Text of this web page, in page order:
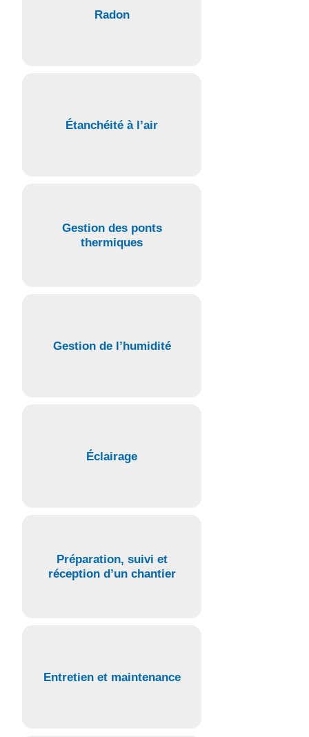
Radon
Étanchéité à l’air
Gestion des ponts
thermiques
Gestion de l’humidité
Éclairage
Préparation, suivi et
réception d’un chantier
Entretien et maintenance